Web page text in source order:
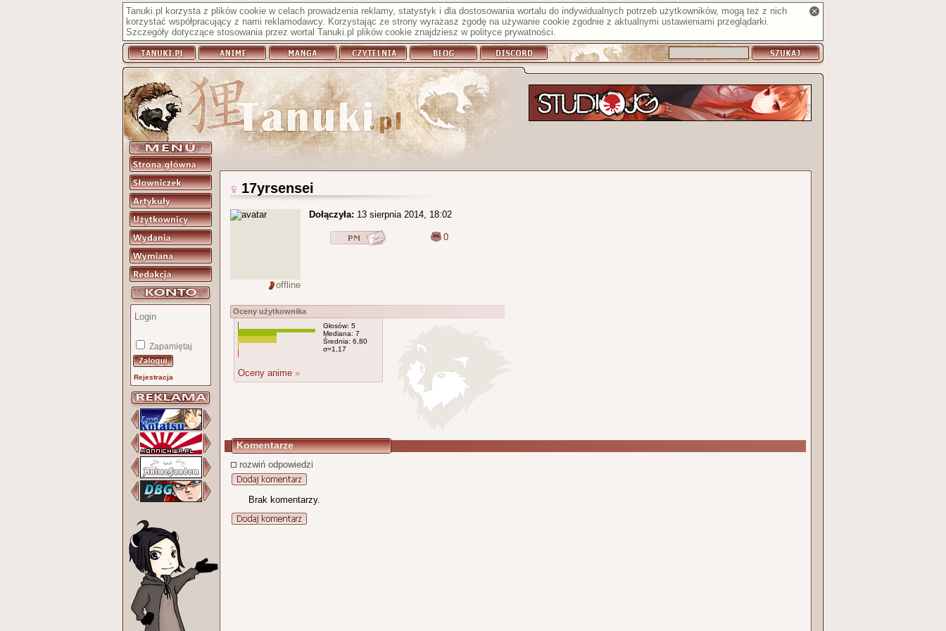
Tanuki.pl korzysta z plików cookie w celach prowadzenia reklamy, statystyk i dla dostosowania wortalu do indywidualnych potrzeb użytkowników, mogą też z nich
korzystać współpracujący z nami reklamodawcy. Korzystając ze strony wyrażasz zgodę na używanie cookie zgodnie z aktualnymi ustawieniami przeglądarki.
Szczegóły dotyczące stosowania przez wortal Tanuki.pl plików cookie znajdziesz w polityce prywatności.
Zapamiętaj
Rejestracja
17yrsensei
offline
Dołączyła: 13 sierpnia 2014, 18:02
0
Oceny użytkownika
Głosów: 5
Mediana: 7
Średnia: 6,80
σ=1,17
Oceny anime »
Komentarze
rozwiń odpowiedzi
Brak komentarzy.